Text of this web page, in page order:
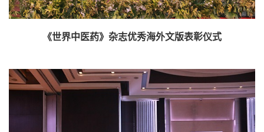
《世界中医药》杂志优秀海外文版表彰仪式